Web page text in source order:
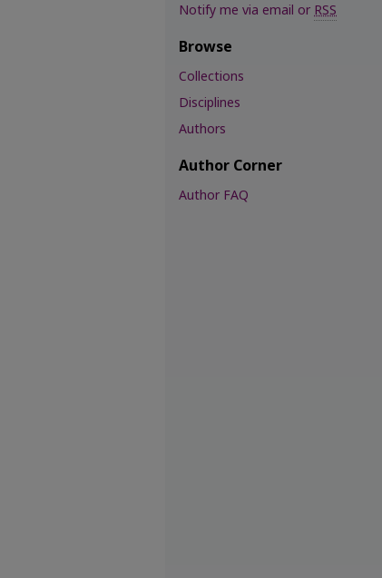
Notify me via email orRSS
Browse
Collections
Disciplines
Authors
Author Corner
Author FAQ